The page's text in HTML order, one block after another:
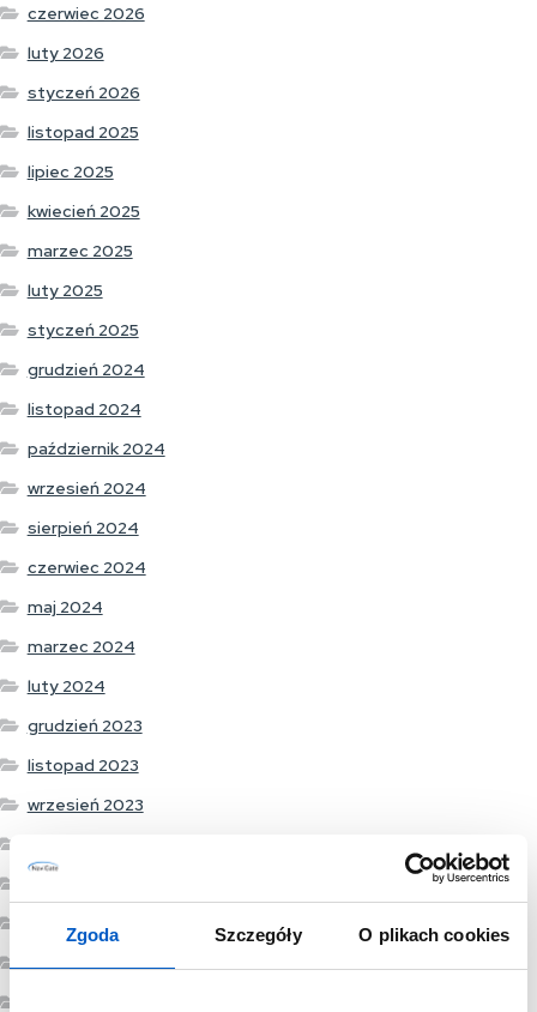
Zgoda Szczegóły O plikach cookies
czerwiec 2026
luty 2026
styczeń 2026
listopad 2025
lipiec 2025
kwiecień 2025
marzec 2025
luty 2025
styczeń 2025
grudzień 2024
listopad 2024
październik 2024
wrzesień 2024
sierpień 2024
czerwiec 2024
maj 2024
marzec 2024
luty 2024
grudzień 2023
listopad 2023
wrzesień 2023
czerwiec 2023
maj 2023